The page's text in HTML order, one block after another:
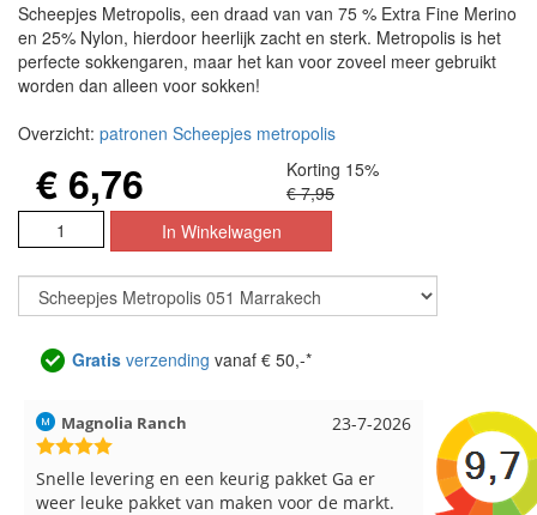
Scheepjes Metropolis, een draad van van 75 % Extra Fine Merino
en 25% Nylon, hierdoor heerlijk zacht en sterk. Metropolis is het
perfecte sokkengaren, maar het kan voor zoveel meer gebruikt
worden dan alleen voor sokken!
Overzicht: patronen Scheepjes metropolis
€ 6,76
Korting 15%
€ 7,95
Gratis verzending vanaf € 50,-*
17-7-2026
Hilde uit Loyers
Reeds meerdere keren breigaren en
breinaalden besteld, altijd heel tevreden over
Loes uit
Snelle